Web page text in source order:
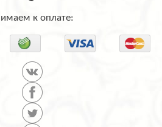
к оплате: